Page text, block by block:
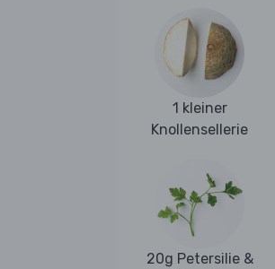
1 kleiner
Knollensellerie
20g Petersilie &